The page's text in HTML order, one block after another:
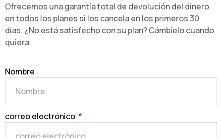
Ofrecemos una garantía total de devolución del dinero
en todos los planes si los cancela en los primeros 30
días. ¿No está satisfecho con su plan? Cámbielo cuando
quiera.
Nombre
correo electrónico